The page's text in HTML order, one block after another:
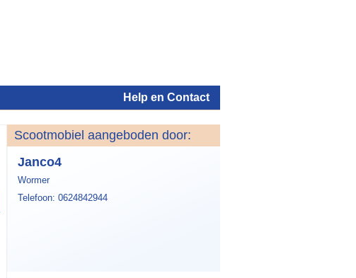
Help en Contact
Scootmobiel aangeboden door:
Janco4
Wormer
Telefoon: 0624842944